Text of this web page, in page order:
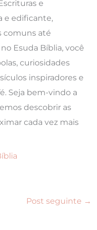
e
e edificante,
comuns até
Esuda Bíblia, você
curiosidades
inspiradores e
Seja bem-vindo a
descobrir as
cada vez mais
Post seguinte →